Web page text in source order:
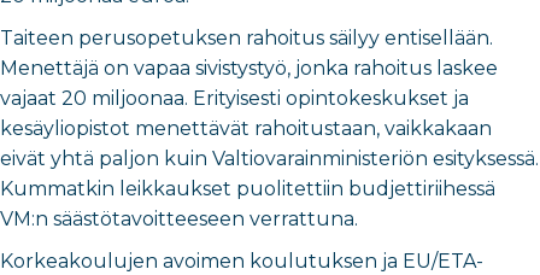
Taiteen perusopetuksen rahoitus säilyy entisellään.
Menettäjä on vapaa sivistystyö, jonka rahoitus laskee
vajaat 20 miljoonaa. Erityisesti opintokeskukset ja
kesäyliopistot menettävät rahoitustaan, vaikkakaan
eivät yhtä paljon kuin Valtiovarainministeriön esityksessä.
Kummatkin leikkaukset puolitettiin budjettiriihessä
VM:n säästötavoitteeseen verrattuna.
Korkeakoulujen avoimen koulutuksen ja EU/ETA-